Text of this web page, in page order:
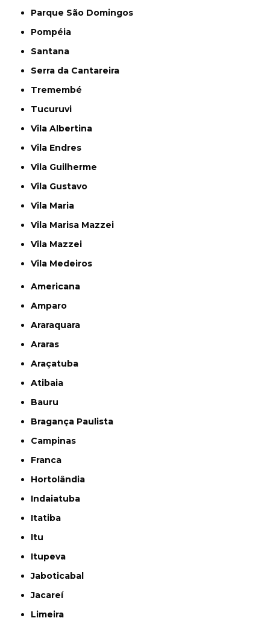
Parque São Domingos
Pompéia
Santana
Serra da Cantareira
Tremembé
Tucuruvi
Vila Albertina
Vila Endres
Vila Guilherme
Vila Gustavo
Vila Maria
Vila Marisa Mazzei
Vila Mazzei
Vila Medeiros
Americana
Amparo
Araraquara
Araras
Araçatuba
Atibaia
Bauru
Bragança Paulista
Campinas
Franca
Hortolândia
Indaiatuba
Itatiba
Itu
Itupeva
Jaboticabal
Jacareí
Limeira